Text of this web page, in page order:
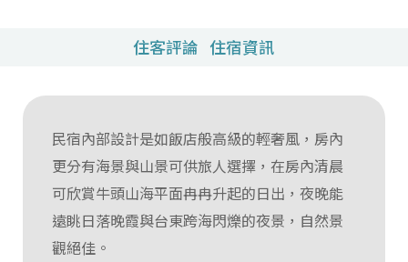
住客評論 住宿資訊
民宿內部設計是如飯店般高級的輕奢風，房內
更分有海景與山景可供旅人選擇，在房內清晨
可欣賞牛頭山海平面冉冉升起的日出，夜晚能
遠眺日落晚霞與台東跨海閃爍的夜景，自然景
觀絕佳。